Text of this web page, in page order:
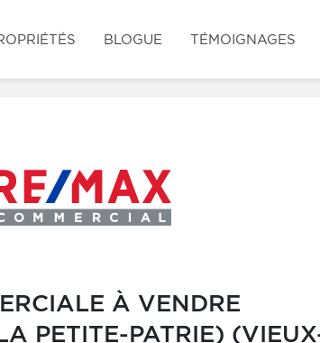
BLOGUE TÉMOIGNAGES
À VENDRE
PETITE-PATRIE)